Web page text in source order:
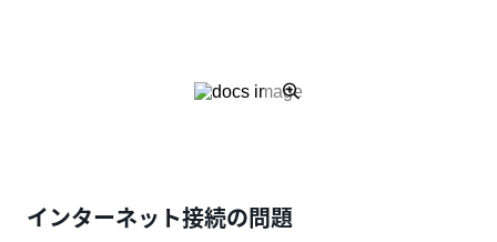
インターネット接続の問題